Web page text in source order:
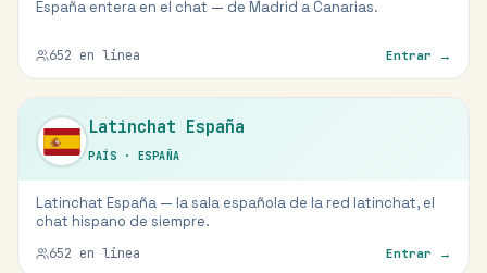
España entera en el chat — de Madrid a Canarias.
652 en línea Entrar →
Latinchat España
PAÍS · ESPAÑA
Latinchat España — la sala española de la red latinchat, el
chat hispano de siempre.
652 en línea Entrar →